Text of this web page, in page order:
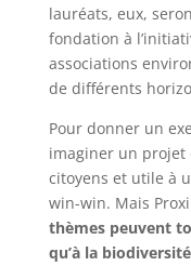
lauréats, eux,
fondation à
associations
de différents
Pour donner un
imaginer un projet
citoyens et utile à
win-win. Mais
thèmes peuvent
qu’à la